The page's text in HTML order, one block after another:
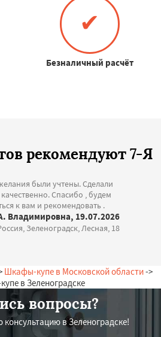
✔
Безналичный расчёт
рекомендуют 7-Я
были учтены. Сделали
Спасибо , будем
к вам и рекомендовать .
Владимировна, 19.07.2026
Зеленоградск, Лесная, 18
Шкафы-купе в Московской области->
в Зеленоградске
вопросы?
в Зеленоградске!